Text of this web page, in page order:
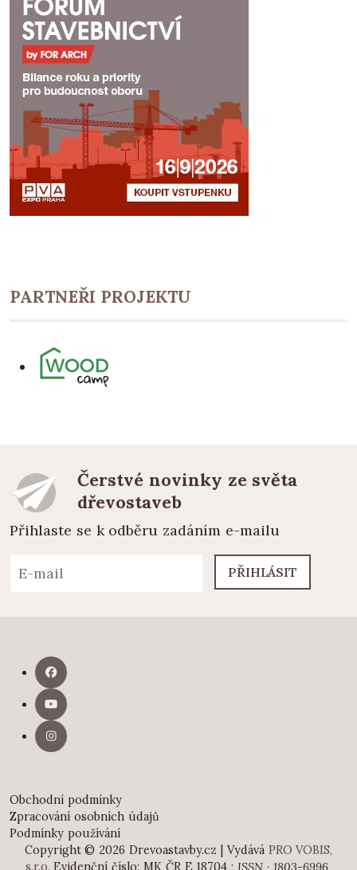
PARTNEŘI PROJEKTU
Čerstvé novinky ze světa
dřevostaveb
Přihlaste se k odběru zadáním e-mailu
PŘIHLÁSIT
Obchodní podmínky
Zpracování osobních údajů
Podmínky používání
Copyright © 2026 Drevoastavby.cz | Vydává PRO VOBIS,
s.r.o. Evidenční číslo: MK ČR E 18704 ; ISSN · 1803-6996